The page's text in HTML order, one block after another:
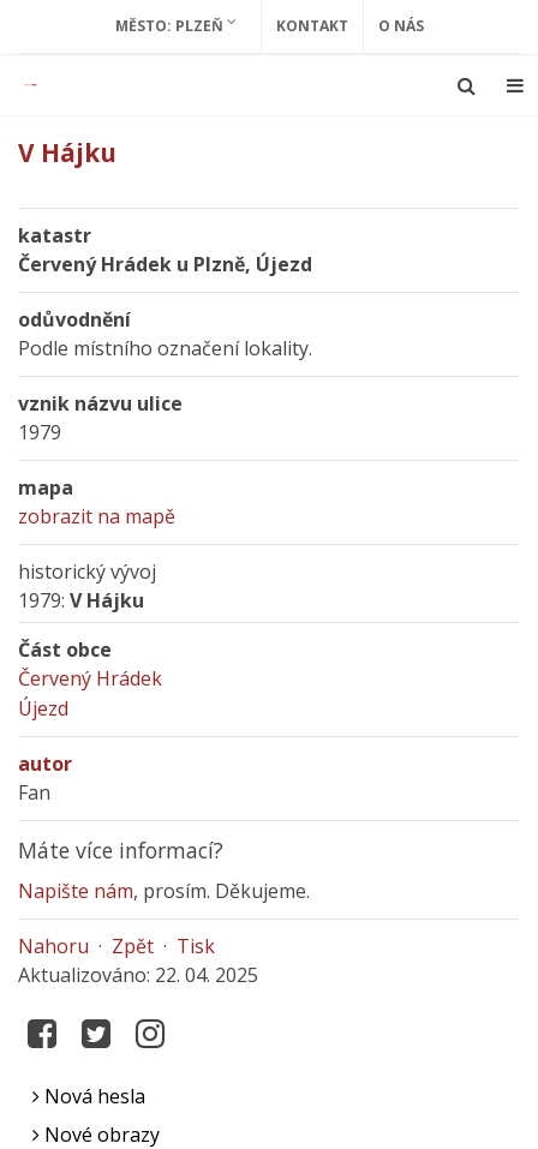
MĚSTO: PLZEŇ KONTAKT O NÁS
V Hájku
katastr
Červený Hrádek u Plzně, Újezd
odůvodnění
Podle místního označení lokality.
vznik názvu ulice
1979
mapa
zobrazit na mapě
historický vývoj
1979: V Hájku
Část obce
Červený Hrádek
Újezd
autor
Fan
Máte více informací?
Napište nám, prosím. Děkujeme.
Nahoru · Zpět · Tisk
Aktualizováno: 22. 04. 2025
Nová hesla
Nové obrazy